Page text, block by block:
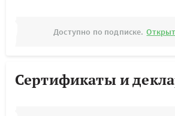
Доступно по подписке.
Сертификаты и